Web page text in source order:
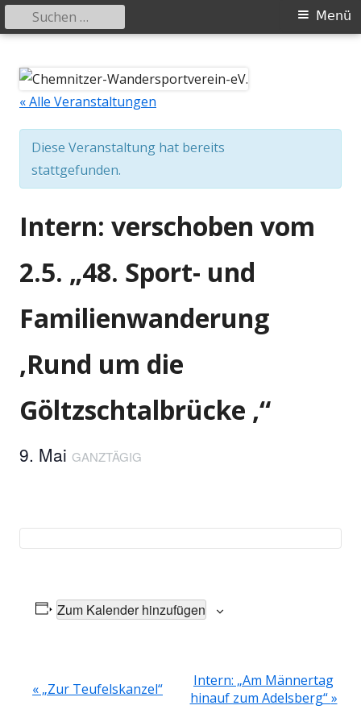
zum
Inhalt
eV.
Primäres
Menü
Suchen
nach:
« Alle Veranstaltungen
Diese Veranstaltung hat bereits
stattgefunden.
Intern: verschoben vom
2.5. „48. Sport- und
Familienwanderung
,Rund um die
Göltzschtalbrücke ‚“
9. Mai GANZTÄGIG
Zum Kalender hinzufügen
« „Zur Teufelskanzel“
Intern: „Am Männertag
hinauf zum Adelsberg“»